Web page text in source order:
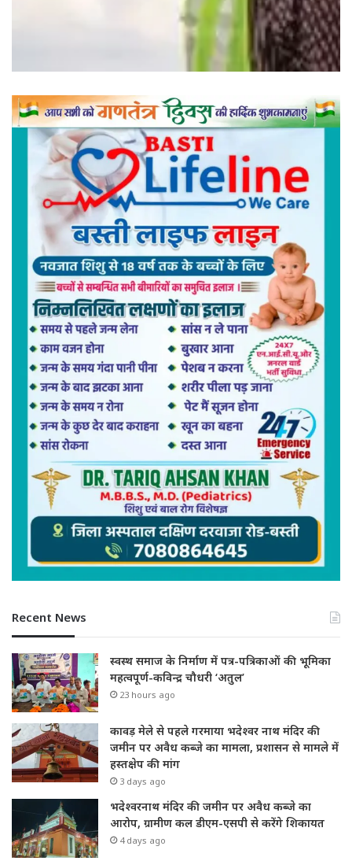
Recent News
स्वस्थ समाज के निर्माण में पत्र-पत्रिकाओं की भूमिका
महत्वपूर्ण-कविन्द्र चौधरी ‘अतुल’
23 hours ago
कावड़ मेले से पहले गरमाया भदेश्वर नाथ मंदिर की
जमीन पर अवैध कब्जे का मामला, प्रशासन से मामले में
हस्तक्षेप की मांग
3 days ago
भदेश्वरनाथ मंदिर की जमीन पर अवैध कब्जे का
आरोप, ग्रामीण कल डीएम-एसपी से करेंगे शिकायत
4 days ago